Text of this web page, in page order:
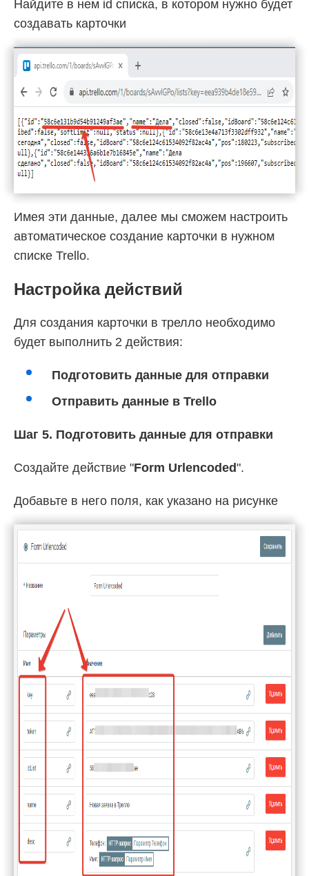
Найдите в нем id списка, в котором нужно будет
создавать карточки
Имея эти данные, далее мы сможем настроить
автоматическое создание карточки в нужном
списке Trello.
Настройка действий
Для создания карточки в трелло необходимо
будет выполнить 2 действия:
Подготовить данные для отправки
Отправить данные в Trello
Шаг 5. Подготовить данные для отправки
Создайте действие "Form Urlencoded".
Добавьте в него поля, как указано на рисунке